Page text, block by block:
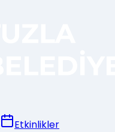
Etkinlikler